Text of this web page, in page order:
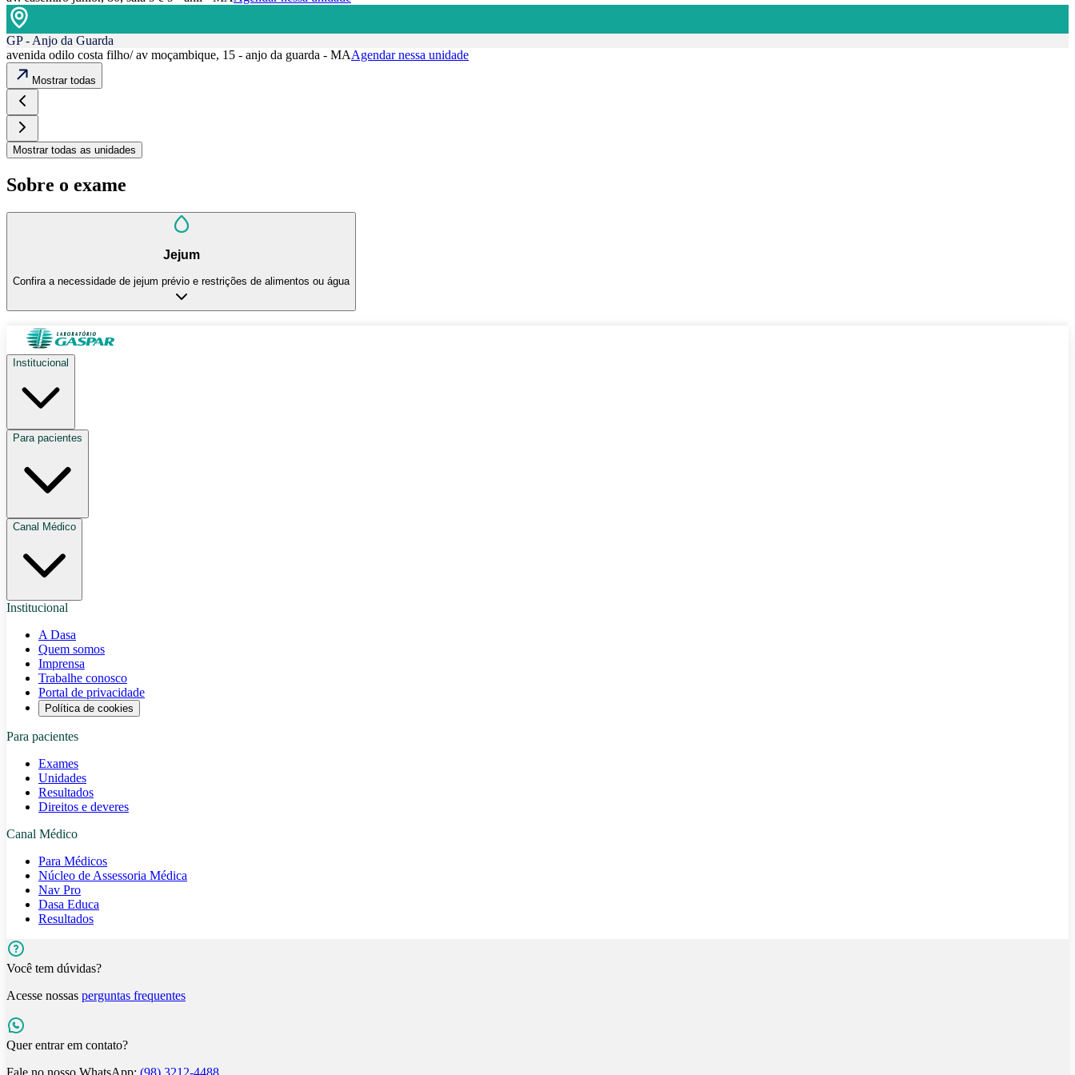
GP - Anjo da Guarda
avenida odilo costa filho/ av moçambique, 15 - anjo da guarda - MAAgendar nessa unidade
Mostrar todas
Mostrar todas as unidades
Sobre o exame
Jejum
Confira a necessidade de jejum prévio e restrições de alimentos ou água
Institucional
Para pacientes
Canal Médico
Institucional
A Dasa
Quem somos
Imprensa
Trabalhe conosco
Portal de privacidade
Política de cookies
Para pacientes
Exames
Unidades
Resultados
Direitos e deveres
Canal Médico
Para Médicos
Núcleo de Assessoria Médica
Nav Pro
Dasa Educa
Resultados
Você tem dúvidas?
Acesse nossas perguntas frequentes
Quer entrar em contato?